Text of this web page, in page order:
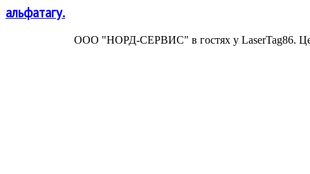
альфатагу.
ООО "НОРД-СЕРВИС" в гостях у LaserTag86.